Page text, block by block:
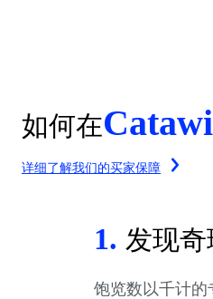
如何在
详细了解我们的买家保障
1. 发现
饱览数以千计的